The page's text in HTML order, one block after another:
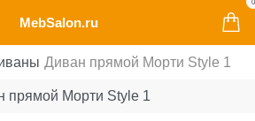
MebSalon.ru
0
Диван прямой Морти Style 1
прямой Морти Style 1